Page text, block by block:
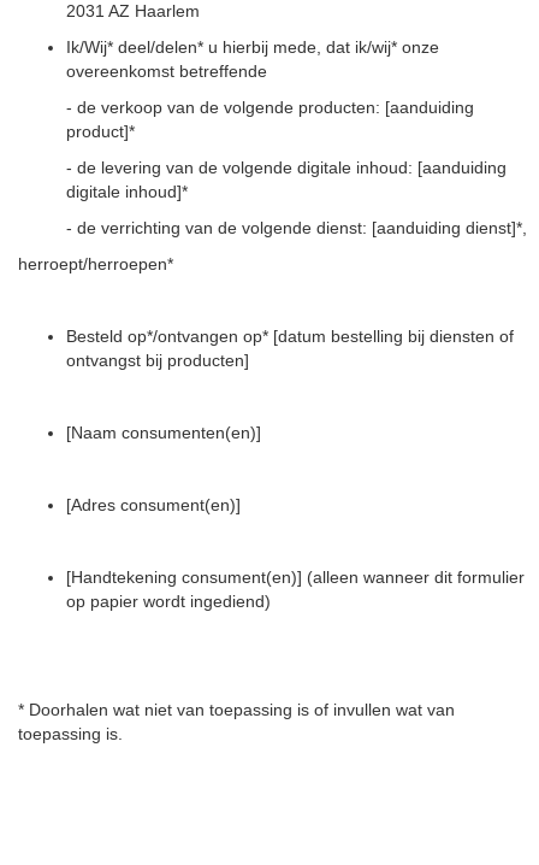
2031 AZ Haarlem
Ik/Wij* deel/delen* u hierbij mede, dat ik/wij* onze
overeenkomst betreffende
- de verkoop van de volgende producten: [aanduiding
product]*
- de levering van de volgende digitale inhoud: [aanduiding
digitale inhoud]*
- de verrichting van de volgende dienst: [aanduiding dienst]*,
herroept/herroepen*
Besteld op*/ontvangen op* [datum bestelling bij diensten of
ontvangst bij producten]
[Naam consumenten(en)]
[Adres consument(en)]
[Handtekening consument(en)] (alleen wanneer dit formulier
op papier wordt ingediend)
* Doorhalen wat niet van toepassing is of invullen wat van
toepassing is.